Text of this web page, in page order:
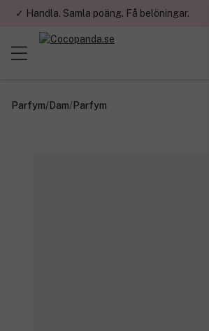
✓ Handla. Samla poäng. Få belöningar.
Parfym/Dam/Parfym